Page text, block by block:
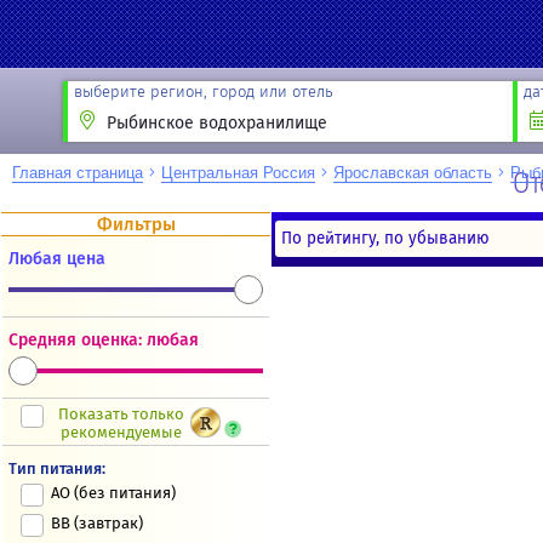
Новости
выберите регион, город или отель
Главная страница Центральная Россия Ярославская область
Фильтры
Любая цена
Средняя оценка: любая
Показать только
рекомендуемые
Тип питания:
AO (без питания)
BB (завтрак)
По рейтингу, по убыванию